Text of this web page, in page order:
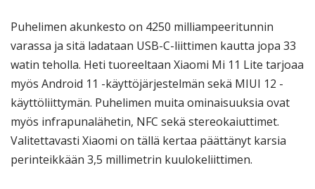
Puhelimen akunkesto on 4250 milliampeeritunnin
varassa ja sitä ladataan USB-C-liittimen kautta jopa 33
watin teholla. Heti tuoreeltaan Xiaomi Mi 11 Lite tarjoaa
myös Android 11 -käyttöjärjestelmän sekä MIUI 12 -
käyttöliittymän. Puhelimen muita ominaisuuksia ovat
myös infrapunalähetin, NFC sekä stereokaiuttimet.
Valitettavasti Xiaomi on tällä kertaa päättänyt karsia
perinteikkään 3,5 millimetrin kuulokeliittimen.